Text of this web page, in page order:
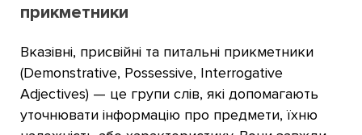
прикметники
Вказівні, присвійні та питальні прикметники
(Demonstrative, Possessive, Interrogative
Adjectives) — це групи слів, які допомагають
уточнювати інформацію про предмети, їхню